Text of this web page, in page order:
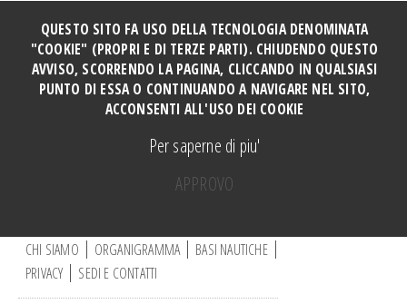
r
.
CHI SIAMO ORGANIGRAMMA
BASI NAUTICHE
PRIVACY
SEDI E CONTATTI
HOME
Manovre e Ormeggi Cabinati
Manovre a motore base DERVIO
Vela ragazzi
QUESTO SITO FA USO DELLA TECNOLOGIA DENOMINATA
"COOKIE" (PROPRI E DI TERZE PARTI). CHIUDENDO QUESTO
AVVISO, SCORRENDO LA PAGINA, CLICCANDO IN QUALSIASI
PUNTO DI ESSA O CONTINUANDO A NAVIGARE NEL SITO,
ACCONSENTI ALL'USO DEI COOKIE
Per saperne di piu'
APPROVO